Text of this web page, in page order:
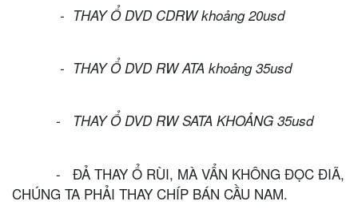
- THAY Ổ DVD CDRW khoảng 20usd
- THAY Ổ DVD RW ATA khoảng 35usd
- THAY Ổ DVD RW SATA KHOẢNG 35usd
- ĐẢ THAY Ổ RÙI, MÀ VẨN KHÔNG ĐỌC ĐIÃ,
CHÚNG TA PHẢI THAY CHÍP BÁN CẦU NAM.